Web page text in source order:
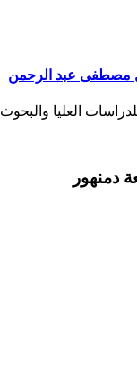
مصطفى عبد الرحمن
العليا والبحوث
دمنهور